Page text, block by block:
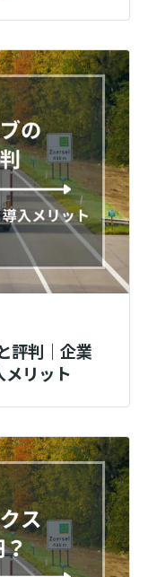
評判｜企業
メリット